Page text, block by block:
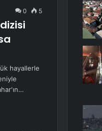
0 5
hayallerle